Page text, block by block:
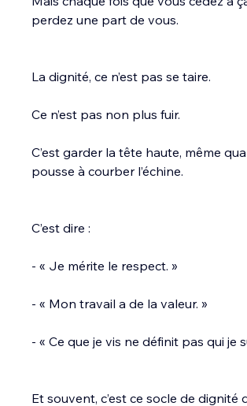
perdez une part de vous.
La dignité, ce n’est pas se taire.
Ce n’est pas non plus fuir.
C’est garder la tête haute, même
pousse à courber l’échine.
C’est dire :
- « Je mérite le respect. »
- « Mon travail a de la valeur. »
- « Ce que je vis ne définit pas qui je
Et souvent, c’est ce socle de dignité